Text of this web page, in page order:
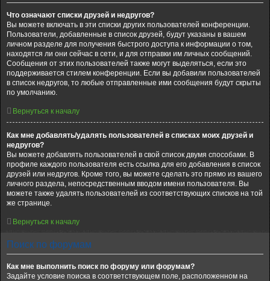
Что означают списки друзей и недругов?
Вы можете включать в эти списки других пользователей конференции.
Пользователи, добавленные в список друзей, будут указаны в вашем
личном разделе для получения быстрого доступа к информации о том,
находятся ли они сейчас в сети, и для отправки им личных сообщений.
Сообщения от этих пользователей также могут выделяться, если это
поддерживается стилем конференции. Если вы добавили пользователей
в список недругов, то любые отправленные ими сообщения будут скрыты
по умолчанию.
Вернуться к началу
Как мне добавлять/удалять пользователей в списках моих друзей и
недругов?
Вы можете добавлять пользователей в свой список двумя способами. В
профиле каждого пользователя есть ссылка для его добавления в список
друзей или недругов. Кроме того, вы можете сделать это прямо из вашего
личного раздела, непосредственным вводом имени пользователя. Вы
можете также удалять пользователей из соответствующих списков на той
же странице.
Вернуться к началу
Поиск по форумам
Как мне выполнить поиск по форуму или форумам?
Задайте условие поиска в соответствующем поле, расположенном на